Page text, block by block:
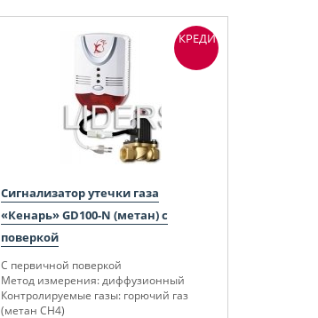
Сигнализатор утечки газа
«Кенарь» GD100-N (метан) с
поверкой
С первичной поверкой
Метод измерения: диффузионный
Контролируемые газы: горючий газ
(метан СН4)
КРЕДИТ